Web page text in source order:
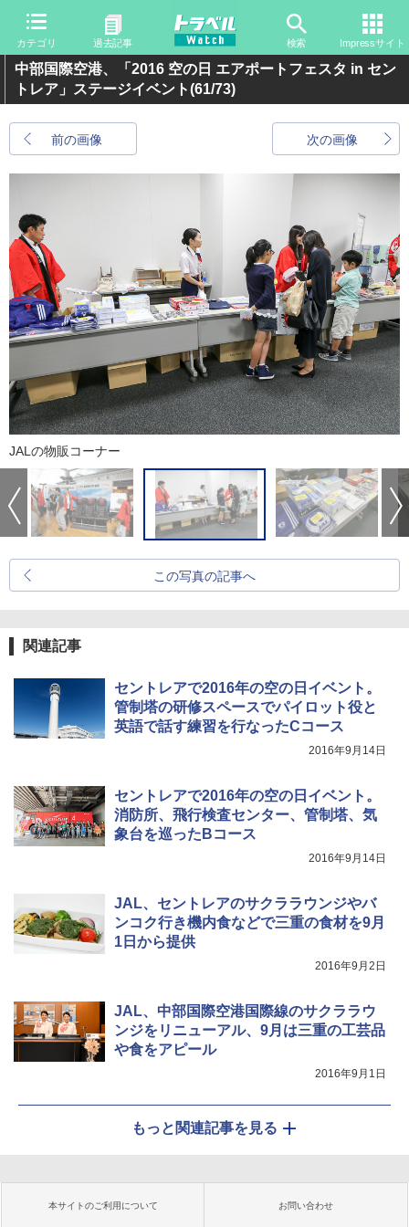
カテゴリ 過去記事 検索 Impressサイト
中部国際空港、「2016 空の日 エアポートフェスタ in セン
トレア」ステージイベント(61/73)
前の画像 次の画像
JALの物販コーナー
この写真の記事へ
関連記事
セントレアで2016年の空の日イベント。
管制塔の研修スペースでパイロット役と
英語で話す練習を行なったCコース
2016年9月14日
セントレアで2016年の空の日イベント。
消防所、飛行検査センター、管制塔、気
象台を巡ったBコース
2016年9月14日
JAL、セントレアのサクララウンジやバ
ンコク行き機内食などで三重の食材を9月
1日から提供
2016年9月2日
JAL、中部国際空港国際線のサクララウ
ンジをリニューアル、9月は三重の工芸品
や食をアピール
2016年9月1日
もっと関連記事を見る
本サイトのご利用について お問い合わせ